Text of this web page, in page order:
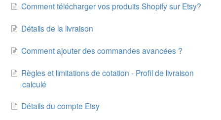
Etsy Integration
Etsy Integration - Italian
Etsy Integration - French
Etsy Integration - Deutsch
Etsy Integration - Spanish
Comment télécharger vos produits Shopify sur Etsy?
Détails de la livraison
Comment ajouter des commandes avancées ?
Règles et limitations de cotation - Profil de livraison
calculé
Détails du compte Etsy